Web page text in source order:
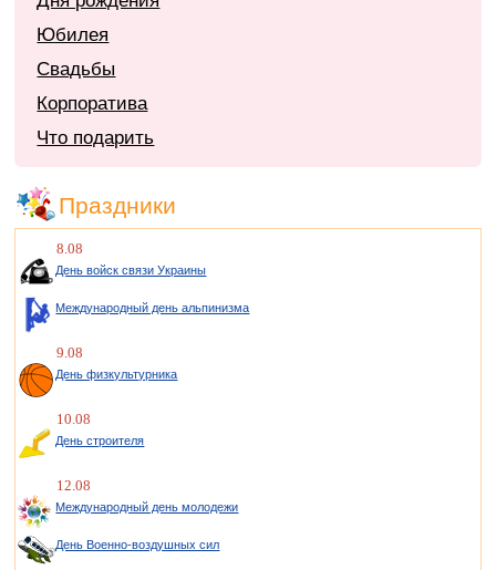
Юбилея
Свадьбы
Корпоратива
Что подарить
Праздники
8.08
День войск связи Украины
Международный день альпинизма
9.08
День физкультурника
10.08
День строителя
12.08
Международный день молодежи
День Военно-воздушных сил